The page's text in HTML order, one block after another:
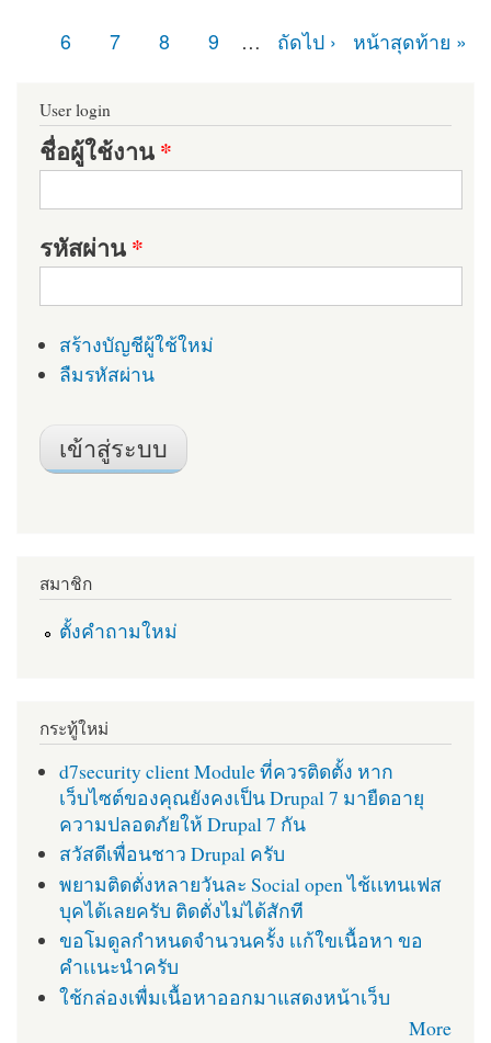
6
7 8 9 … ถัดไป › หน้าสุดท้าย »
User login
ชื่อผู้ใช้งาน*
รหัสผ่าน*
สร้างบัญชีผู้ใช้ใหม่
ลืมรหัสผ่าน
สมาชิก
ตั้งคำถามใหม่
กระทู้ใหม่
d7security client Module ที่ควรติดตั้ง หาก
เว็บไซต์ของคุณยังคงเป็น Drupal 7 มายืดอายุ
ความปลอดภัยให้ Drupal 7 กัน
สวัสดีเพื่อนชาว Drupal ครับ
พยามติดตั่งหลายวันละ Social open ไช้เเทนเฟส
บุคได้เลยครับ ติดตั่งไม่ได้สักที
ขอโมดูลกำหนดจำนวนครั้ง เเก้ใขเนื้อหา ขอ
คำเเนะนำครับ
ใช้กล่องเพื่มเนื้อหาออกมาแสดงหน้าเว็บ
More